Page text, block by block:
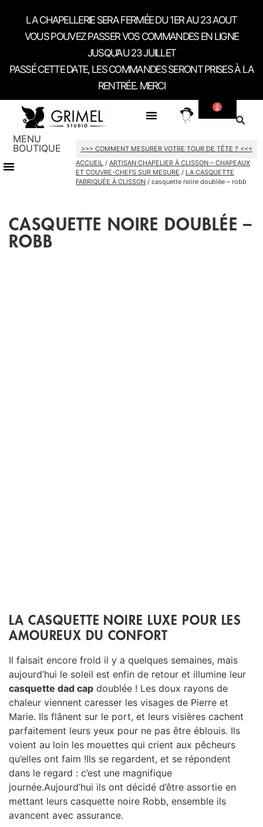
LA CHAPELLERIE SERA FERMÉE DU 1ER AU 23 AOUT
VOUS POUVEZ PASSER VOS COMMANDES EN LIGNE
JUSQU’AU 23 JUILLET
PASSÉ CETTE DATE, LES COMMANDES SERONT PRISES À LA
RENTRÉE. MERCI
0
MENU
BOUTIQUE
>>> COMMENT MESURER VOTRE TOUR DE TÊTE ? <<<
ACCUEIL /ARTISAN CHAPELIER À CLISSON – CHAPEAUX
ET COUVRE-CHEFS SUR MESURE / LA CASQUETTE
FABRIQUÉE À CLISSON / casquette noire doublée – robb
CASQUETTE NOIRE DOUBLÉE –
ROBB
LA CASQUETTE NOIRE LUXE POUR LES
AMOUREUX DU CONFORT
Il faisait encore froid il y a quelques semaines, mais
aujourd’hui le soleil est enfin de retour et illumine leur
casquette dad cap doublée ! Les doux rayons de
chaleur viennent caresser les visages de Pierre et
Marie. Ils flânent sur le port, et leurs visières cachent
parfaitement leurs yeux pour ne pas être éblouis. Ils
voient au loin les mouettes qui crient aux pêcheurs
qu’elles ont faim !Ils se regardent, et se répondent
dans le regard : c’est une magnifique
journée.Aujourd’hui ils ont décidé d’être assortie en
mettant leurs casquette noire Robb, ensemble ils
avancent avec assurance.